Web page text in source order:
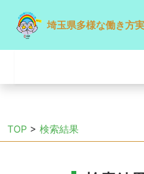
埼玉県多様な働き方
TOP > 検索結果